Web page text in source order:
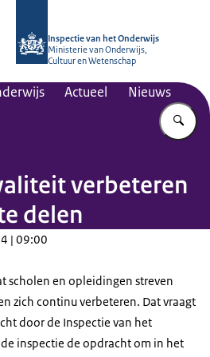
Inspectie van het Onderwijs
Ministerie van Onderwijs,
Cultuur en Wetenschap
Actueel Nieuws
verbeteren
delen
| 09:00
scholen en opleidingen streven
zich continu verbeteren. Dat vraagt
door de Inspectie van het
inspectie de opdracht om in het